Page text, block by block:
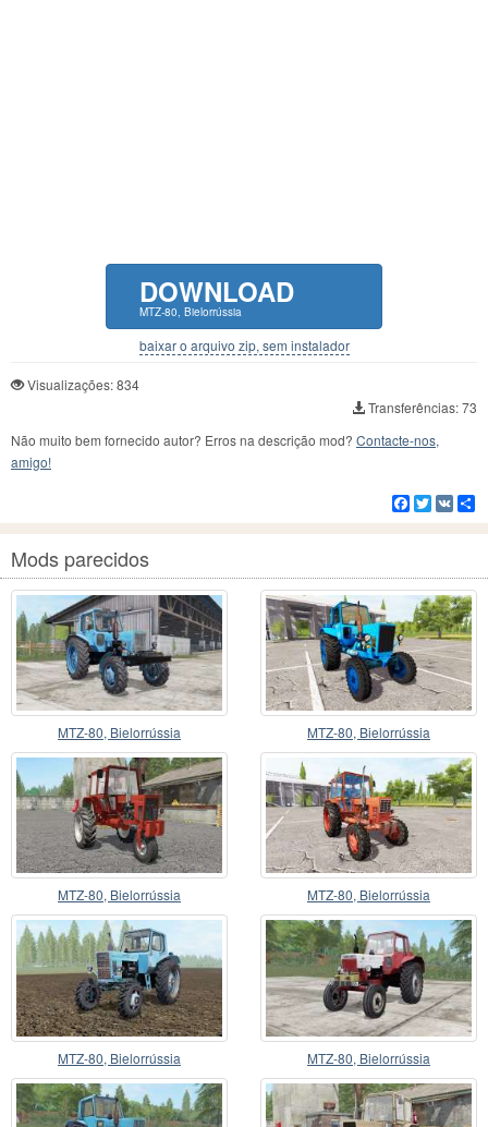
DOWNLOAD
MTZ-80, Bielorrússia
baixar o arquivo zip, sem instalador
Visualizações: 834
Transferências: 73
Não muito bem fornecido autor? Erros na descrição mod? Contacte-nos,
amigo!
Facebook
Twitter
VK
Mods parecidos
MTZ-80, Bielorrússia MTZ-80, Bielorrússia
MTZ-80, Bielorrússia MTZ-80, Bielorrússia
MTZ-80, Bielorrússia MTZ-80, Bielorrússia